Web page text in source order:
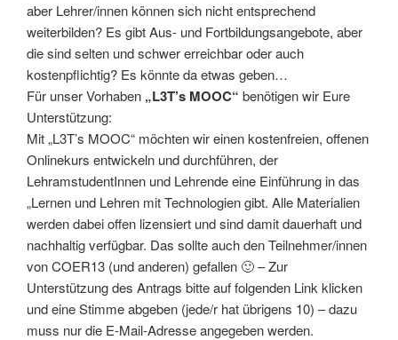
aber Lehrer/innen können sich nicht entsprechend
weiterbilden? Es gibt Aus- und Fortbildungsangebote, aber
die sind selten und schwer erreichbar oder auch
kostenpflichtig? Es könnte da etwas geben…
Für unser Vorhaben „L3T’s MOOC“ benötigen wir Eure
Unterstützung:
Mit „L3T’s MOOC“ möchten wir einen kostenfreien, offenen
Onlinekurs entwickeln und durchführen, der
LehramstudentInnen und Lehrende eine Einführung in das
„Lernen und Lehren mit Technologien gibt. Alle Materialien
werden dabei offen lizensiert und sind damit dauerhaft und
nachhaltig verfügbar. Das sollte auch den Teilnehmer/innen
von COER13 (und anderen) gefallen 🙂 – Zur
Unterstützung des Antrags bitte auf folgenden Link klicken
und eine Stimme abgeben (jede/r hat übrigens 10) – dazu
muss nur die E-Mail-Adresse angegeben werden.